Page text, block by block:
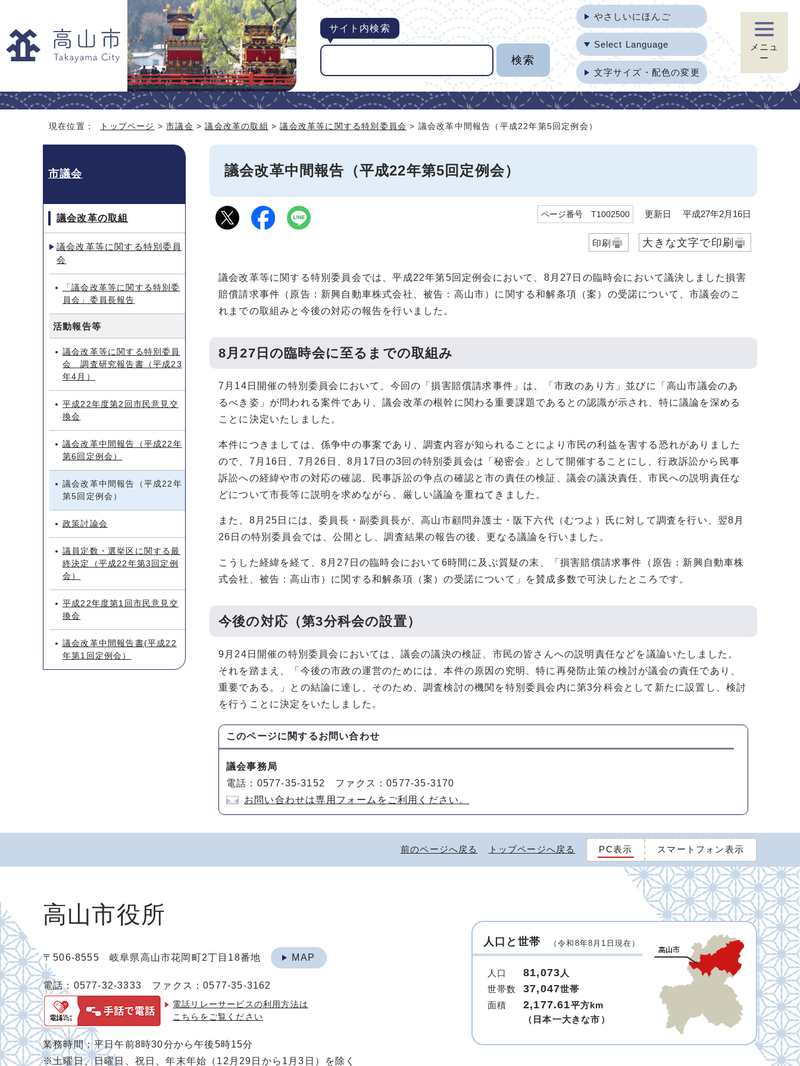
サイト内検索
やさしいにほんご
Select Language
文字サイズ・配色の変更
メニュ
ー
現在位置： トップページ >市議会 >議会改革の取組 >議会改革等に関する特別委員会 > 議会改革中間報告（平成22年第5回定例会）
議会改革中間報告（平成22年第5回定例会）
ページ番号 T1002500 更新日 平成27年2月16日
印刷 大きな文字で印刷
議会改革等に関する特別委員会では、平成22年第5回定例会において、8月27日の臨時会において議決しました損害
賠償請求事件（原告：新興自動車株式会社、被告：高山市）に関する和解条項（案）の受諾について、市議会のこ
れまでの取組みと今後の対応の報告を行いました。
8月27日の臨時会に至るまでの取組み
7月14日開催の特別委員会において、今回の「損害賠償請求事件」は、「市政のあり方」並びに「高山市議会のあ
るべき姿」が問われる案件であり、議会改革の根幹に関わる重要課題であるとの認識が示され、特に議論を深める
ことに決定いたしました。
本件につきましては、係争中の事案であり、調査内容が知られることにより市民の利益を害する恐れがありました
ので、7月16日、7月26日、8月17日の3回の特別委員会は「秘密会」として開催することにし、行政訴訟から民事
訴訟への経緯や市の対応の確認、民事訴訟の争点の確認と市の責任の検証、議会の議決責任、市民への説明責任な
どについて市長等に説明を求めながら、厳しい議論を重ねてきました。
また、8月25日には、委員長・副委員長が、高山市顧問弁護士・阪下六代（むつよ）氏に対して調査を行い、翌8月
26日の特別委員会では、公開とし、調査結果の報告の後、更なる議論を行いました。
こうした経緯を経て、8月27日の臨時会において6時間に及ぶ質疑の末、「損害賠償請求事件（原告：新興自動車株
式会社、被告：高山市）に関する和解条項（案）の受諾について」を賛成多数で可決したところです。
今後の対応（第3分科会の設置）
9月24日開催の特別委員会においては、議会の議決の検証、市民の皆さんへの説明責任などを議論いたしました。
それを踏まえ、「今後の市政の運営のためには、本件の原因の究明、特に再発防止策の検討が議会の責任であり、
重要である。」との結論に達し、そのため、調査検討の機関を特別委員会内に第3分科会として新たに設置し、検討
を行うことに決定をいたしました。
このページに関するお問い合わせ
議会事務局
電話：0577-35-3152 ファクス：0577-35-3170
お問い合わせは専用フォームをご利用ください。
市議会
議会改革の取組
議会改革等に関する特別委員
会
「議会改革等に関する特別委
員会」委員長報告
活動報告等
議会改革等に関する特別委員
会 調査研究報告書（平成23
年4月）
平成22年度第2回市民意見交
換会
議会改革中間報告（平成22年
第6回定例会）
議会改革中間報告（平成22年
第5回定例会）
政策討論会
議員定数・選挙区に関する最
終決定（平成22年第3回定例
会）
平成22年度第1回市民意見交
換会
議会改革中間報告書(平成22
年第1回定例会）
前のページへ戻る トップページへ戻る PC表示 スマートフォン表示
高山市役所
〒506-8555 岐阜県高山市花岡町2丁目18番地 MAP
電話：0577-32-3333 ファクス：0577-35-3162
電話リレーサービスの利用方法は
こちらをご覧ください
業務時間：平日午前8時30分から午後5時15分
※土曜日、日曜日、祝日、年末年始（12月29日から1月3日）を除く
人口と世帯 （令和8年8月1日現在）
人口 81,073 人
世帯数
37,047世帯
面積
2,177.61平方km
（日本一大きな市）